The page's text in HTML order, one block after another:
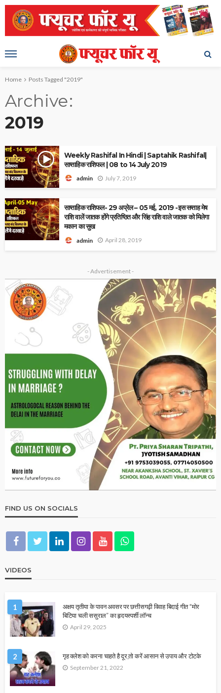
Home Posts Tagged "2019"
Archive
2019
Weekly Rashifal In Hindi | Saptahik Rashifal|
साप्ताहिक राशिफल | 08 to 14 July 2019
admin July 7, 2019
साप्ताहिक राशिफल- 29 अप्रेल – 05 मई, 2019 -इस सप्ताह मेष
राशि वालें जातक होंगे प्रतिष्ठित और सिंह राशि वाले जातक को मिलेगा
मकान का सुख
admin April 28, 2019
- Advertisement -
FIND US ON SOCIALS
VIDEOS
1
अक्षय तृतीया के पावन अवसर पर छत्तीसगढ़ी विवाह बिदाई गीत “मोर
बिटिया चली ससुराल” का हृदयस्पर्शी लॉन्च
April 29, 2025
2 गृह क्लेश को करना चाहते है दूर,तो करें आसान से उपाय और टोटके
September 21, 2022